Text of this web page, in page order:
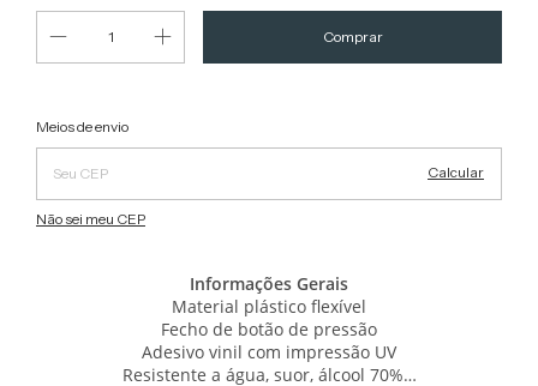
Entregas para o CEP:
Meios de envio
Calcular
Não sei meu CEP
Informações Gerais
Material plástico flexível
Fecho de botão de pressão
Adesivo vinil com impressão UV
Resistente a água, suor, álcool 70%…